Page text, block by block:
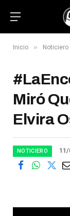
Inicio » Noticiero
Miró
Elvira
NOTICIERO 11/